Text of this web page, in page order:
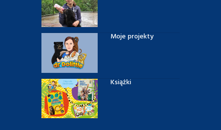
Moje projekty
Książki